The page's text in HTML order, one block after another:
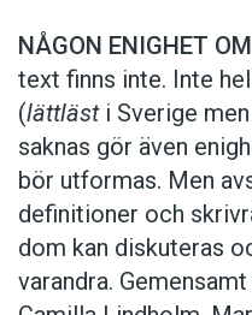
NÅGON ENIGHET OM
text finns inte. Inte
(lättlästi Sverige men
saknas gör även
bör utformas. Men
definitioner och
dom kan diskuteras
varandra.